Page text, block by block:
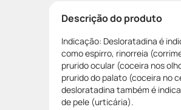
Descrição do produto
Indicação: Desloratadina é
como espirro, rinorreia
prurido ocular (coceira nos
prurido do palato (coceira no
desloratadina também é
de pele (urticária).